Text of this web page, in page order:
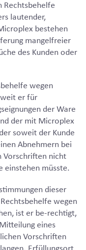
Rechtsbehelfe
lautender,
bestehen
mangelfreier
des Kunden oder
wegen
er für
der Ware
der mit Microplex
soweit der Kunde
Abnehmern bei
Vorschriften nicht
einstehen müsste.
dieser
wegen
ist er be-rechtigt,
eines
Vorschriften